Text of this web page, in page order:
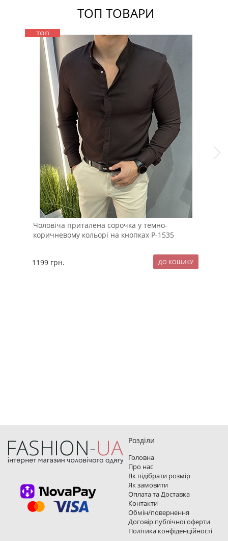
ТОП ТОВАРИ
Чоловіча приталена сорочка у темно-
коричневому кольорі на кнопках Р-1535
1199 грн.
Розділи
Головна
Про нас
Як підібрати розмір
Як замовити
Оплата та Доставка
Контакти
Обмін/повернення
Договір публічної оферти
Політика конфіденційності